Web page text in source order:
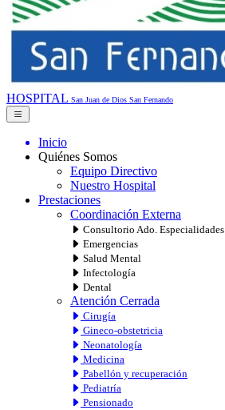
HOSPITAL San Juan de Dios San Fernando
Inicio
Quiénes Somos
Equipo Directivo
Nuestro Hospital
Prestaciones
Coordinación Externa
Consultorio Ado. Especialidades
Emergencias
Salud Mental
Infectología
Dental
Atención Cerrada
Cirugía
Gineco-obstetricia
Neonatología
Medicina
Pabellón y recuperación
Pediatría
Pensionado